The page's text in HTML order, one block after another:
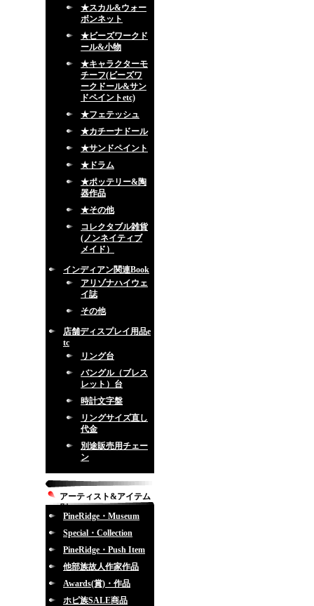
★スカル&ウォー
ボンネット
★ビーズワークド
ール&小物
★キャラクターモ
チーフ(ビーズワ
ークドール&サン
ドペイントetc)
★フェテッシュ
★カチーナドール
★サンドペイント
★ドラム
★ポッテリー&陶
器作品
★その他
コレクタブル雑貨
(ノンネイティブ
メイド）
インディアン関連Book
アリゾナハイウェ
イ誌
その他
店舗ディスプレイ用品e
tc
リング台
バングル（ブレス
レット）台
時計文字盤
リングサイズ直し
代金
別途販売用チェー
ン
アーティスト&アイテム
別
PineRidge・Museum
Special・Collection
PineRidge・Push Item
他部族故人作家作品
Awards(賞)・作品
ホピ族SALE商品